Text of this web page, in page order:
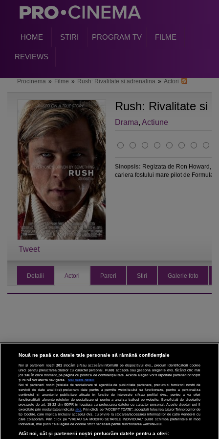
HOME STIRI PROGRAM TV FILME
REVIEWS
Procinema » Filme » Rush: Rivalitate si adrenalina » Actori
Tweet
Rush: Rivalitate si
Drama, Actiune
Sinopsis: Regizata de Ron Howard,
cariera fostului mare pilot de Formula
Detalii Actori Pareri Stiri Galerie foto
CINEMA
DIVERTISMENT
STIRI
TEHNOLOGIE
Nouă ne pasă ca datele tale personale să rămână confidențiale
Noi și partenerii noștri 201 stocăm și/sau accesăm informații pe dispozitivul dvs., precum identificatorii cookie
unici pentru prelucrarea datelor cu caracter personal. Puteți accepta sau gestiona alegerile dvs. făcând clic mai
jos sau în orice moment, pe pagina cu politica de confidențialitate. Aceste alegeri vor fi raportate partenerilor noștri
și nu vă vor afecta navigarea.
Mai multe detalii
Noi si partenerii nostri (retelele de socializare si agentiile de publicitate partenere, precum si furnizorii nostri de
servicii de date analitice) prelucram date pentru a permite website-ului sa functioneze, pentru a personaliza
continutul si anunturile publicitare afisate in functie de interesele si/sau profilul dvs., pentru a va oferi
functionalitati aferente retelelor de socializare si pentru a analiza traficul pe website. Beneficiati de drepturile
prevazute de art. 15-22 din GDPR in legatura cu prelucrarea datelor cu caracter personal. Aceste drepturi pot fi
exercitate prin modalitatea indicataaici . Prin click pe “ACCEPT TOATE”, acceptati folosirea tuturor Tehnologiilor de
tip Cookie, care implica inclusiv acceptul dvs. cu privire la stocarea/accesarea informatiilor de catre Vendor-ii cu
care colaboram. Prin click pe “VREAU SA MODIFIC SETARILE INDIVIDUAL” puteti schimba preferintele in mod
individual, mai putin cele legate de cookie strict necesare pentru functionarea website-ului.
Atât noi, cât și partenerii noștri prelucrăm datele pentru a oferi: